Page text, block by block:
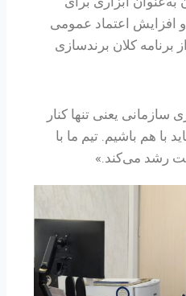
و افزایش اعتماد عمومی
برنامه کلان برندسازی
سازمانی یعنی تنها کنار
با هم باشیم. تیم ما با
رشد می‌کند.»